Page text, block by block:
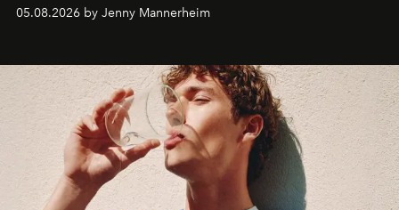
une approche aussi intuitive que personnelle :
05.08.2026 by Jenny Mannerheim